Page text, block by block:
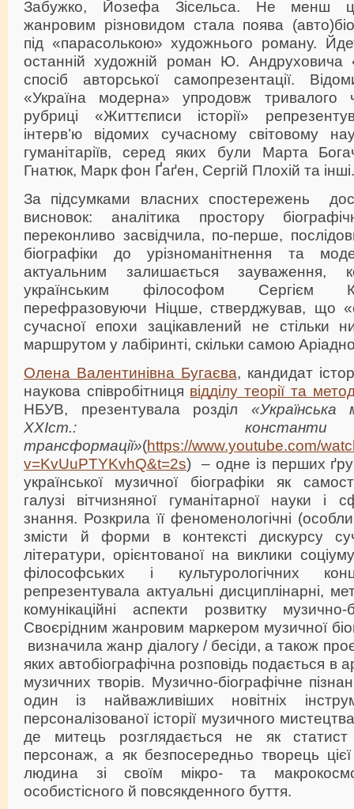
Забужко, Йозефа Зісельса. Не менш
жанровим різновидом стала поява
під «парасолькою» художнього роману.
останній художній роман Ю. Андруховича
спосіб авторської самопрезентації.
«Україна модерна» упродовж тривалого
рубриці «Життєписи історії»
інтерв’ю відомих сучасному світовому
гуманітаріїв, серед яких були Марта
Гнатюк, Марк фон Ґаґен, Сергій Плохій та інші.
За підсумками власних спостережень
висновок: аналітика простору
переконливо засвідчила, по-перше,
біографіки до урізноманітнення та
актуальним залишається зауваження,
українським філософом Сергієм
перефразовуючи Ніцше, стверджував, що
сучасної епохи зацікавлений не стільки
маршрутом у лабіринті, скільки самою
Олена Валентинівна Бугаєва, кандидат
наукова співробітниця відділу теорії та
НБУВ, презентувала розділ «Українська
ХХІст.:
трансформації»(https://www.youtube.com/
v=KvUuPTYKvhQ&t=2s) – одне із перших
української музичної біографіки як
галузі вітчизняної гуманітарної науки і
знання. Розкрила її феноменологічні
змісти й форми в контексті дискурсу
літератури, орієнтованої на виклики
філософських і культурологічних
репрезентувала актуальні дисциплінарні,
комунікаційні аспекти розвитку музично-
Своєрідним жанровим маркером музичної
визначила жанр діалогу / бесіди, а також
яких автобіографічна розповідь подається в
музичних творів. Музично-біографічне
один із найважливіших новітніх
персоналізованої історії музичного
де митець розглядається не як статист
персонаж, а як безпосередньо творець цієї
людина зі своїм мікро- та
особистісного й повсякденного буття.